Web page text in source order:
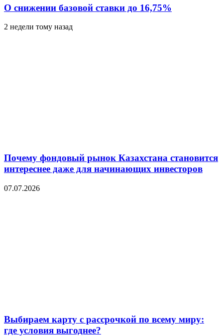
О снижении базовой ставки до 16,75%
2 недели тому назад
Почему фондовый рынок Казахстана становится
интереснее даже для начинающих инвесторов
07.07.2026
Выбираем карту с рассрочкой по всему миру:
где условия выгоднее?